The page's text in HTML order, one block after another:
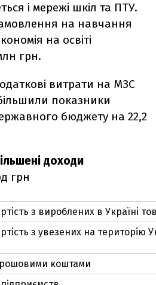
і мережі шкіл та ПТУ.
на навчання
на освіті
грн.
витрати на МЗС
показники
бюджету на 22,2
доходи
грн
з вироблених в Україні
з увезених на територію
коштами